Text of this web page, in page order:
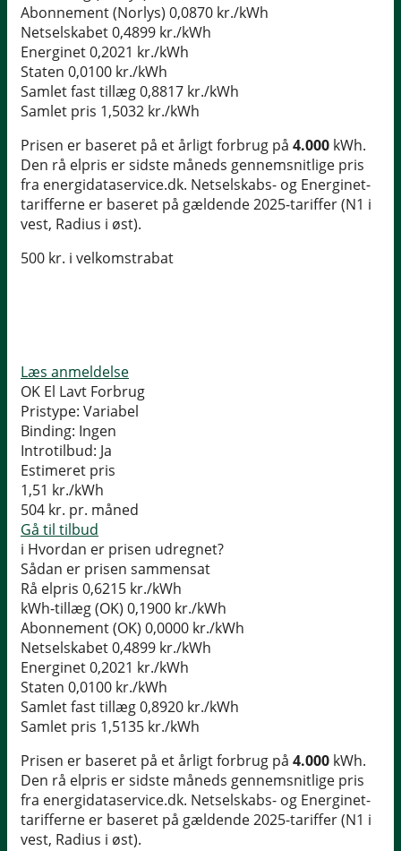
Abonnement (Norlys) 0,0870 kr./kWh
Netselskabet0,4899 kr./kWh
Energinet0,2021 kr./kWh
Staten 0,0100 kr./kWh
Samlet fast tillæg0,8817 kr./kWh
Samlet pris 1,5032 kr./kWh
Prisen er baseret på et årligt forbrug på 4.000 kWh.
Den rå elpris er sidste måneds gennemsnitlige pris
fra energidataservice.dk. Netselskabs- og Energinet-
tarifferne er baseret på gældende 2025-tariffer (N1 i
vest, Radius i øst).
500 kr. i velkomstrabat
Læs anmeldelse
OK El Lavt Forbrug
Pristype: Variabel
Binding: Ingen
Introtilbud: Ja
Estimeret pris
1,51 kr./kWh
504 kr. pr. måned
Gå til tilbud
i Hvordan er prisen udregnet?
Sådan er prisen sammensat
Rå elpris 0,6215 kr./kWh
kWh-tillæg (OK) 0,1900 kr./kWh
Abonnement (OK) 0,0000 kr./kWh
Netselskabet0,4899 kr./kWh
Energinet0,2021 kr./kWh
Staten 0,0100 kr./kWh
Samlet fast tillæg0,8920 kr./kWh
Samlet pris 1,5135 kr./kWh
Prisen er baseret på et årligt forbrug på 4.000 kWh.
Den rå elpris er sidste måneds gennemsnitlige pris
fra energidataservice.dk. Netselskabs- og Energinet-
tarifferne er baseret på gældende 2025-tariffer (N1 i
vest, Radius i øst).